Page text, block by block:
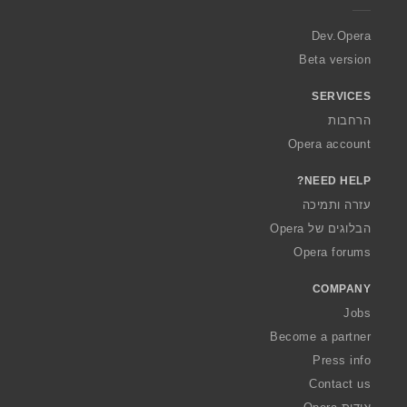
a
Dev.Opera
Beta version
SERVICES
הרחבות
Opera account
NEED HELP?
עזרה ותמיכה
הבלוגים של Opera
Opera forums
COMPANY
Jobs
Become a partner
Press info
Contact us